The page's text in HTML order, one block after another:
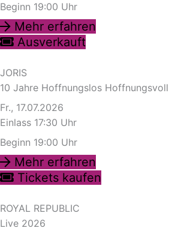
Beginn 19:00 Uhr
Mehr erfahren
Ausverkauft
JORIS
10 Jahre Hoffnungslos Hoffnungsvoll
Fr., 17.07.2026
Einlass 17:30 Uhr
Beginn 19:00 Uhr
Mehr erfahren
Tickets kaufen
ROYAL REPUBLIC
Live 2026